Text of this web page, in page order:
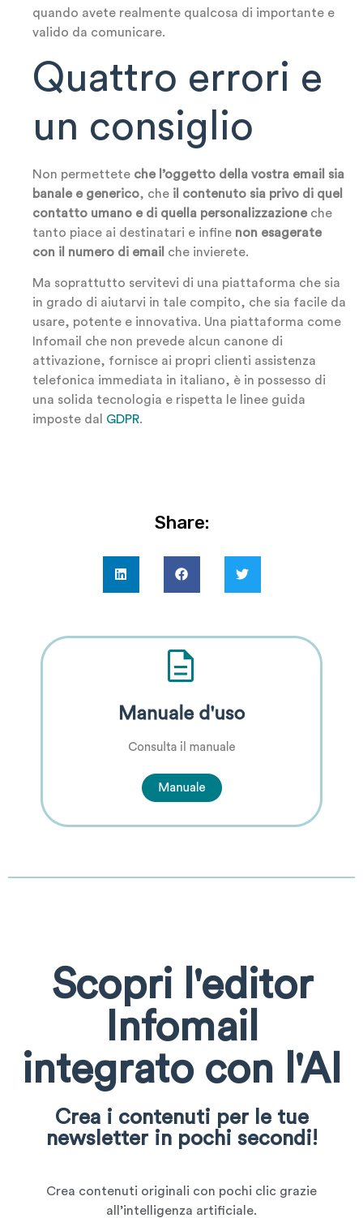
quando avete realmente qualcosa di importante e
valido da comunicare.
Quattro errori e
un consiglio
Non permettete che l’oggetto della vostra email sia
banale e generico, che il contenuto sia privo di quel
contatto umano e di quella personalizzazione che
tanto piace ai destinatari e infine non esagerate
con il numero di email che invierete.
Ma soprattutto servitevi di una piattaforma che sia
in grado di aiutarvi in tale compito, che sia facile da
usare, potente e innovativa. Una piattaforma come
Infomail che non prevede alcun canone di
attivazione, fornisce ai propri clienti assistenza
telefonica immediata in italiano, è in possesso di
una solida tecnologia e rispetta le linee guida
imposte dal GDPR.
Share:
Scopri l'editor
Infomail
integrato con l'AI
Crea i contenuti per le tue
newsletter in pochi secondi!
Crea contenuti originali con pochi clic grazie
all’intelligenza artificiale.